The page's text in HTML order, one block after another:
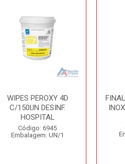
WIPES PEROXY 4D
C/150UN DESINF.
HOSPITAL
Código: 6945
Embalagem: UN/1